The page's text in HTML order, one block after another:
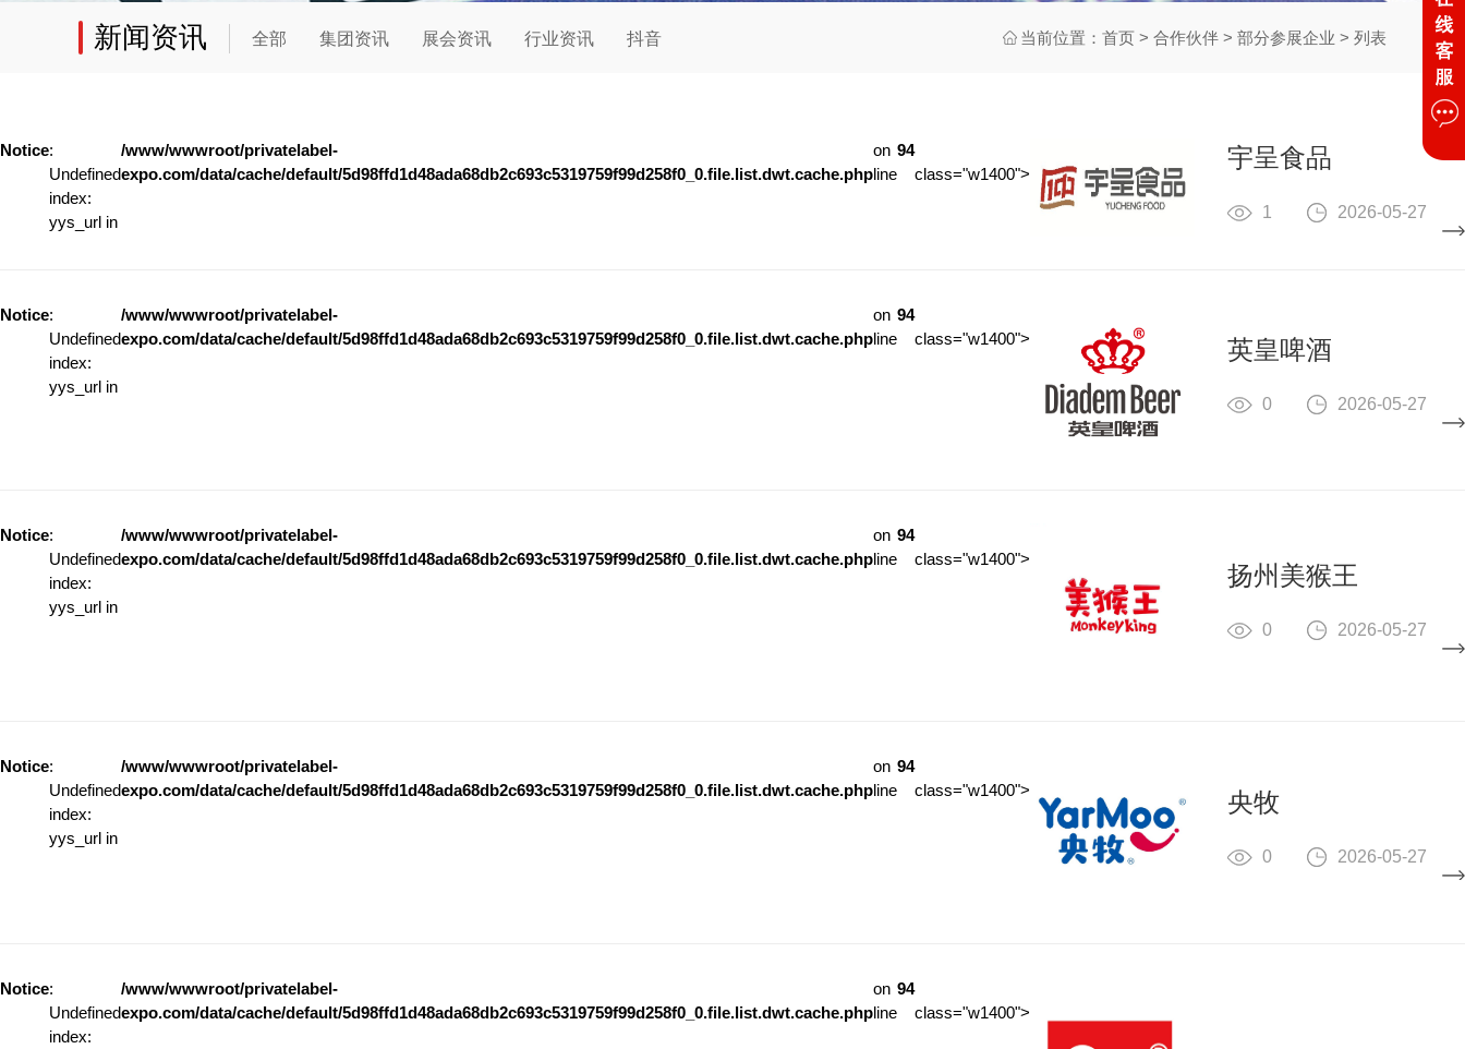
新闻资讯 全部 集团资讯 展会资讯 行业资讯 抖音 当前位置： 首页 > 合作伙伴 > 部分参展企业 > 列表
Notice:
Undefined
index:
yys_url in
/www/wwwroot/privatelabel-
expo.com/data/cache/default/5d98ffd1d48ada68db2c693c5319759f99d258f0_0.file.list.dwt.cache.php
on
line
94
class="w1400">
宇呈食品
1 2026-05-27
Notice:
Undefined
index:
yys_url in
/www/wwwroot/privatelabel-
expo.com/data/cache/default/5d98ffd1d48ada68db2c693c5319759f99d258f0_0.file.list.dwt.cache.php
on
line
94
class="w1400">
英皇啤酒
0 2026-05-27
Notice:
Undefined
index:
yys_url in
/www/wwwroot/privatelabel-
expo.com/data/cache/default/5d98ffd1d48ada68db2c693c5319759f99d258f0_0.file.list.dwt.cache.php
on
line
94
class="w1400">
扬州美猴王
0 2026-05-27
Notice:
Undefined
index:
yys_url in
/www/wwwroot/privatelabel-
expo.com/data/cache/default/5d98ffd1d48ada68db2c693c5319759f99d258f0_0.file.list.dwt.cache.php
on
line
94
class="w1400">
央牧
0 2026-05-27
Notice:
Undefined
index:
/www/wwwroot/privatelabel-
expo.com/data/cache/default/5d98ffd1d48ada68db2c693c5319759f99d258f0_0.file.list.dwt.cache.php
on
line
94
class="w1400">